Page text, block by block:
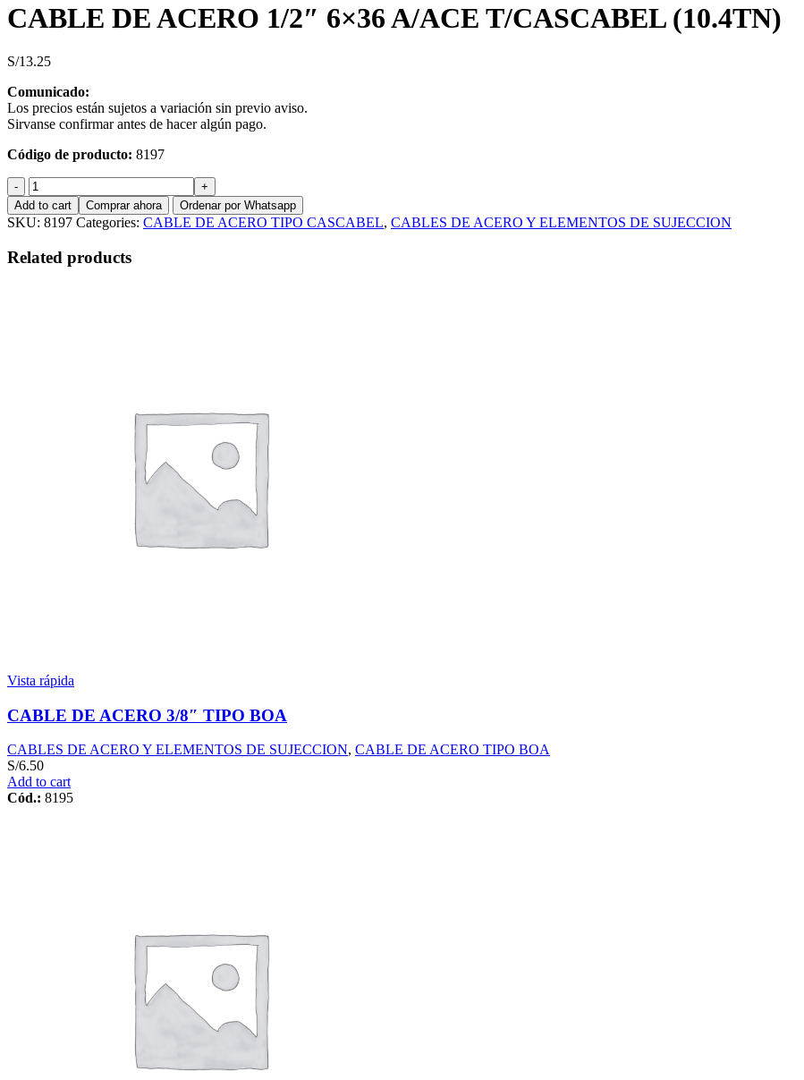
CABLE DE ACERO 1/2″ 6×36 A/ACE T/CASCABEL (10.4TN)
S/13.25
Comunicado:
Los precios están sujetos a variación sin previo aviso.
Sirvanse confirmar antes de hacer algún pago.
Código de producto: 8197
CABLE
DE
ACERO
1/2"
6x36
A/ACE
Add to cart Comprar ahora Ordenar por Whatsapp
SKU: 8197 Categories: CABLE DE ACERO TIPO CASCABEL, CABLES DE ACERO Y ELEMENTOS DE SUJECCION
Related products
Vista rápida
CABLE DE ACERO 3/8″ TIPO BOA
CABLES DE ACERO Y ELEMENTOS DE SUJECCION, CABLE DE ACERO TIPO BOA
S/6.50
Add to cart
Cód.: 8195